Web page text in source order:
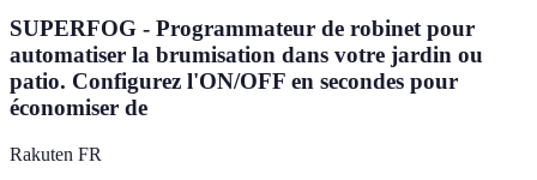
SUPERFOG - Programmateur de robinet pour
automatiser la brumisation dans votre jardin ou
patio. Configurez l'ON/OFF en secondes pour
économiser de
Rakuten FR